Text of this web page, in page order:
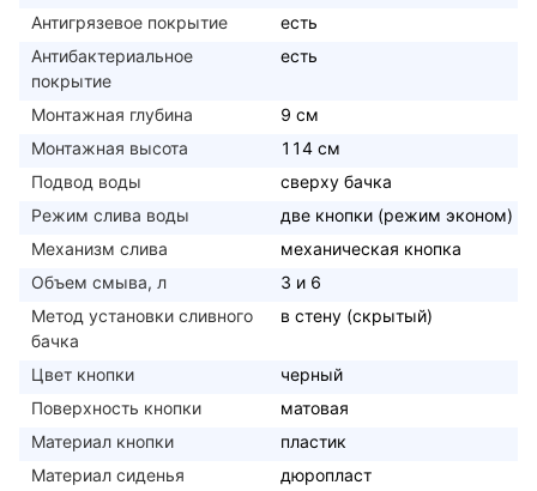
Антигрязевое покрытие
есть
Антибактериальное
покрытие
есть
Монтажная глубина
9 см
Монтажная высота
114 см
Подвод воды
сверху бачка
Режим слива воды
две кнопки (режим эконом)
Механизм слива
механическая кнопка
Объем смыва, л
3 и 6
Метод установки сливного
бачка
в стену (скрытый)
Цвет кнопки
черный
Поверхность кнопки
матовая
Материал кнопки
пластик
Материал сиденья
дюропласт